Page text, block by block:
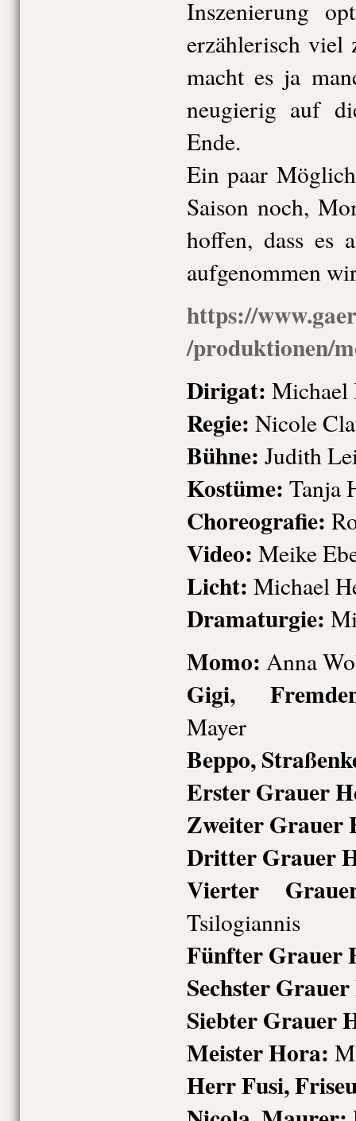
Inszenierung
erzählerisch viel
macht es ja
neugierig auf
Ende.
Ein paar
Saison noch,
hoffen, dass es
aufgenommen
https://
/produktionen/
Dirigat: Michael
Regie: Nicole
Bühne: Judith
Kostüme: Tanja
Choreografie:
Video: Meike
Licht: Michael
Dramaturgie:
Momo: Anna
Gigi,
Mayer
Beppo,
Erster Grauer
Zweiter Grauer
Dritter Grauer
Vierter
Tsilogiannis
Fünfter Grauer
Sechster
Siebter Grauer
Meister Hora:
Herr Fusi,